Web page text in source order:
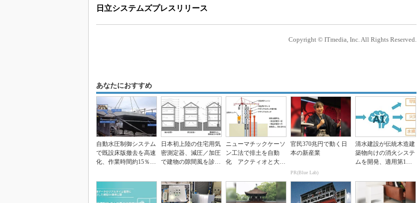
日立システムズプレスリリース
Copyright © ITmedia, Inc. All Rights Reserved.
あなたにおすすめ
自動水圧制御システム
で既設床版撤去を高速
化、作業時間約15％短
日本初上陸の住宅用気
密測定器、減圧／加圧
で建物の隙間風を診断
ニューマチックケーソ
ン工法で排土を自動
化 アクティオと大本
官民370兆円で動く日
本の新産業
PR(Blue Lab)
清水建設が伝統木造建
築物向けの消火システ
ムを開発、適用第1弾